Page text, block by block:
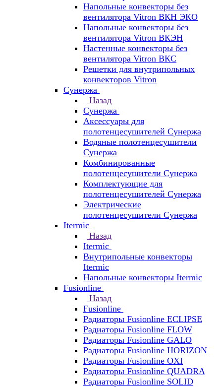
Напольные конвекторы без
вентилятора Vitron ВКН ЭКО
Напольные конвекторы без
вентилятора Vitron ВКЭН
Настенные конвекторы без
вентилятора Vitron ВКС
Решетки для внутрипольных
конвекторов Vitron
Сунержа
Назад
Сунержа
Аксессуары для
полотенцесушителей Сунержа
Водяные полотенцесушители
Сунержа
Комбинированные
полотенцесушители Сунержа
Комплектующие для
полотенцесушителей Сунержа
Электрические
полотенцесушители Сунержа
Itermic
Назад
Itermic
Внутрипольные конвекторы
Itermic
Напольные конвекторы Itermic
Fusionline
Назад
Fusionline
Радиаторы Fusionline ECLIPSE
Радиаторы Fusionline FLOW
Радиаторы Fusionline GALO
Радиаторы Fusionline HORIZON
Радиаторы Fusionline OXI
Радиаторы Fusionline QUADRA
Радиаторы Fusionline SOLID